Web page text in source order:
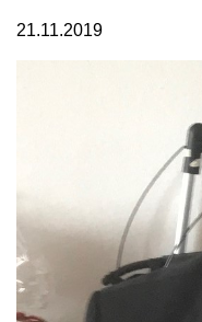
21.11.2019